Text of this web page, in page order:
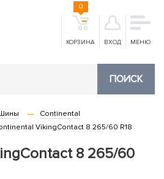
КОРЗИНА
0
ВХОД МЕНЮ
ПОИСК
Continental
VikingContact 8 265/60 R18
8 265/60